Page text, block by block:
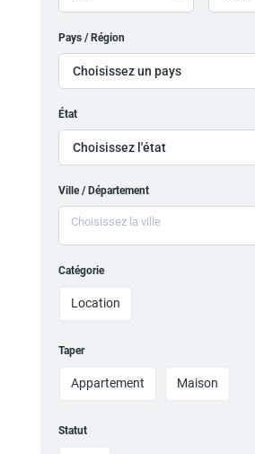
Pays / Région
Choisissez un pays
État
Choisissez l'état
Ville / Département
Catégorie
Location
Taper
Appartement Maison
Statut